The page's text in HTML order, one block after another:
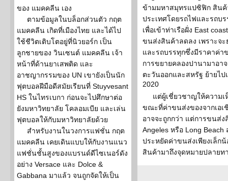
ของ แมคคลีน เอง
ตามข้อมูลในบล็อกส่วนตัว กฤต
แมคคลีน เกิดที่เมืองไทย และได้ไป
ใช้ชีวิตเติบโตอยู่ที่นิวยอร์ก เป็น
ลูกชายของ วินเซนต์ แมคคลีน เจ้า
หน้าที่ด้านยาเสพติด และ
อาชญากรรมของ UN เขายังเป็นนัก
ฟุตบอลฝีมือดีสมัยเรียนที่ Stuyvesant
HS ในไทรเบกา ก่อนจะไปศึกษาต่อ
ยังมหาวิทยาลัย โคลอมเบีย และเล่น
ฟุตบอลให้กับมหาวิทยาลัยด้วย
สำหรับงานในวงการแฟชั่น กฤต
แมคคลีน เคยเดินแบบให้กับงานแนว
แฟชั่นชั้นสูงของแบรนด์ดีไซเนอร์ดัง
อย่าง Versace และ Dolce &
Gabbana มาแล้ว จนถูกจัดให้เป็น
ข้ามมหาสมุทรแปซิฟิก สินค้
ประเทศโดยรถไฟและรถบ
เพื่อเข้าท่าเรือฝั่ง East
ขนส่งสินค้าลดลง เพราะจ
และรถบรรทุกซึ่งมีราคาค่า
การขยายคลองปานามาอา
ตะวันออกและสหรัฐ ย้ายไป
2020
แต่ผู้เชี่ยวชาญให้ความเ
ขณะที่ค่าขนส่งของจากเอเ
อาจจะถูกกว่า แต่การขนส่ง
Angeles หรือ Long
ประหยัดค่าขนส่งเพียงเล็ก
สินค้ามาถึงจุดหมายปลายท